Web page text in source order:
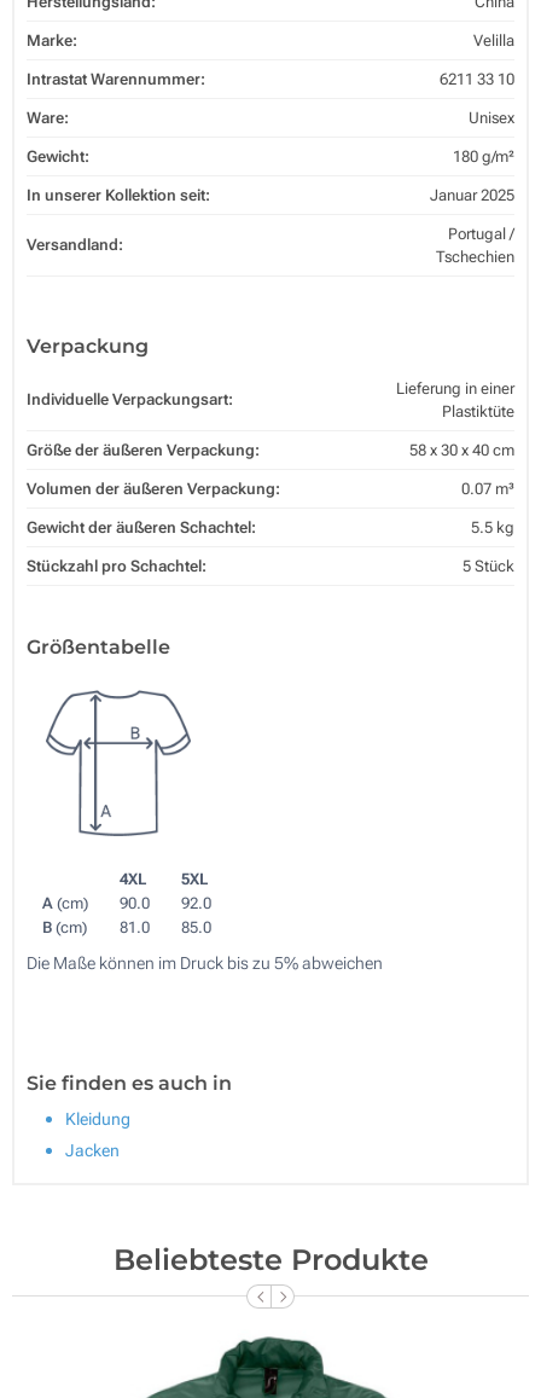
Marke: Velilla
Intrastat Warennummer: 6211 33 10
Ware: Unisex
Gewicht: 180 g/m²
In unserer Kollektion seit: Januar 2025
Versandland:
Portugal /
Tschechien
Verpackung
Individuelle Verpackungsart:
Lieferung in einer
Plastiktüte
Größe der äußeren Verpackung: 58 x 30 x 40 cm
Volumen der äußeren Verpackung: 0.07 m³
Gewicht der äußeren Schachtel: 5.5 kg
Stückzahl pro Schachtel: 5 Stück
Größentabelle
4XL
5XL
A (cm) 90.0
92.0
B (cm) 81.0 85.0
Die Maße können im Druck bis zu 5% abweichen
Sie finden es auch in
Kleidung
Jacken
Beliebteste Produkte